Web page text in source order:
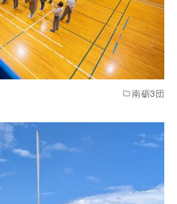
南砺3団